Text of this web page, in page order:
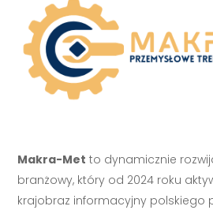
Makra-Met to dynamicznie
branżowy, który od 2024 roku
krajobraz informacyjny polskiego